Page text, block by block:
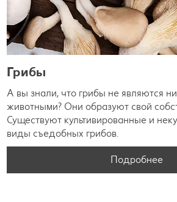
Грибы
А вы знали, что грибы не являются
животными? Они образуют свой
Существуют культивированные и
виды съедобных грибов.
Подробнее